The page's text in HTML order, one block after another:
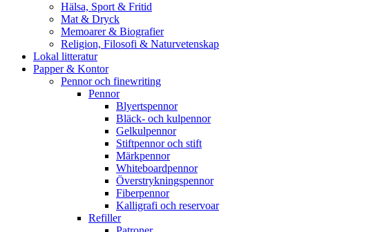
Hälsa, Sport & Fritid
Mat & Dryck
Memoarer & Biografier
Religion, Filosofi & Naturvetenskap
Lokal litteratur
Papper & Kontor
Pennor och finewriting
Pennor
Blyertspennor
Bläck- och kulpennor
Gelkulpennor
Stiftpennor och stift
Märkpennor
Whiteboardpennor
Överstrykningspennor
Fiberpennor
Kalligrafi och reservoar
Refiller